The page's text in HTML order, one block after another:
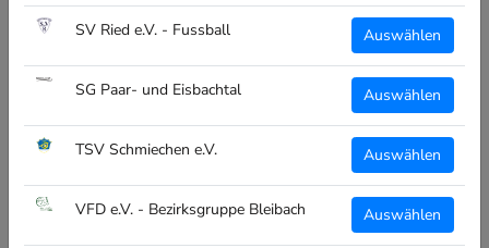
SV Ried e.V. - Fussball Auswählen
SG Paar- und Eisbachtal Auswählen
TSV Schmiechen e.V. Auswählen
VFD e.V. - Bezirksgruppe Bleibach Auswählen
Kontakt
RECHTLICHES
Impressum
Datenschutz
Widerruf